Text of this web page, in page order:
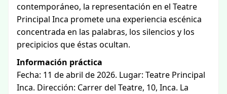
contemporáneo, la representación en el Teatre
Principal Inca promete una experiencia escénica
concentrada en las palabras, los silencios y los
precipicios que éstas ocultan.
Información práctica
Fecha: 11 de abril de 2026. Lugar: Teatre Principal
Inca. Dirección: Carrer del Teatre, 10, Inca. La